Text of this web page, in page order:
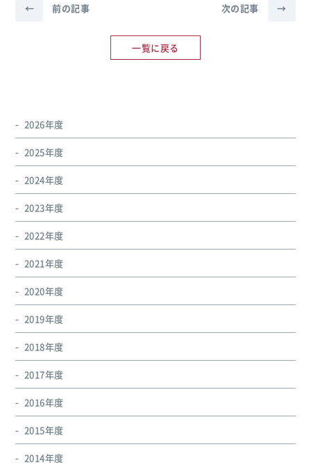
← 前の記事
一覧に戻る
次の記事 →
2026年度
2025年度
2024年度
2023年度
2022年度
2021年度
2020年度
2019年度
2018年度
2017年度
2016年度
2015年度
2014年度